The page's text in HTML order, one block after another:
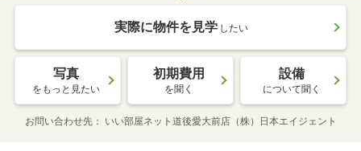
実際に物件を見学 したい
写真
をもっと見たい
初期費用
を聞く
設備
について聞く
お問い合わせ先 いい部屋ネット道後愛大前店（株）日本エイジェント